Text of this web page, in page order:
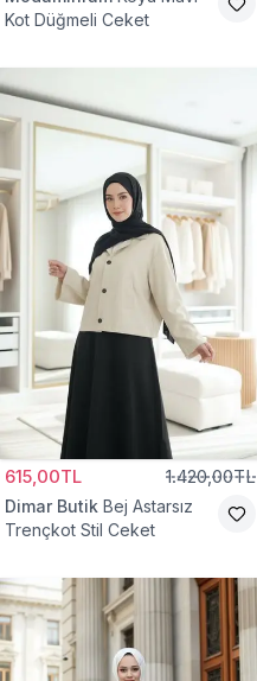
Kot Düğmeli Ceket
615,00TL 1.420,00TL
Dimar Butik Bej Astarsız
Trençkot Stil Ceket